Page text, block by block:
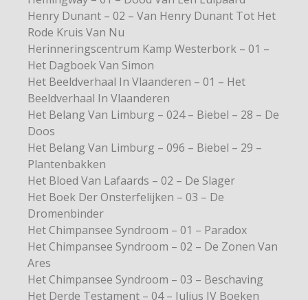
Henry Dunant – 02 – Van Henry Dunant Tot Het
Rode Kruis Van Nu
Herinneringscentrum Kamp Westerbork – 01 –
Het Dagboek Van Simon
Het Beeldverhaal In Vlaanderen – 01 – Het
Beeldverhaal In Vlaanderen
Het Belang Van Limburg – 024 – Biebel – 28 – De
Doos
Het Belang Van Limburg – 096 – Biebel – 29 –
Plantenbakken
Het Bloed Van Lafaards – 02 – De Slager
Het Boek Der Onsterfelijken – 03 – De
Dromenbinder
Het Chimpansee Syndroom – 01 – Paradox
Het Chimpansee Syndroom – 02 – De Zonen Van
Ares
Het Chimpansee Syndroom – 03 – Beschaving
Het Derde Testament – 04 – Julius IV Boeken